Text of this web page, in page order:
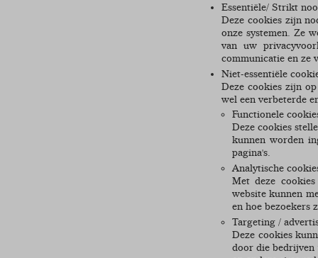
Essentiële/ Strikt
Deze cookies zijn
onze systemen. Ze
van uw
communicatie en ze
Niet-essentiële
Deze cookies zijn
wel een verbeterde
Functionele
Deze cookies
kunnen worden
pagina's.
Analytische
Met deze
website kunnen
en hoe bezoekers
Targeting /
Deze cookies
door die bedrijven